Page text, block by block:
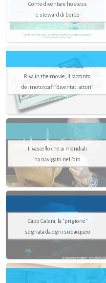
Come diventare hostess
e steward di bordo
Riva in the movie, il racconto
dei motoscafi “diventati attori”
Il vascello che ai mondiali
ha navigato nell’oro
Capo Galera, la "prigione"
sognata da ogni subacqueo